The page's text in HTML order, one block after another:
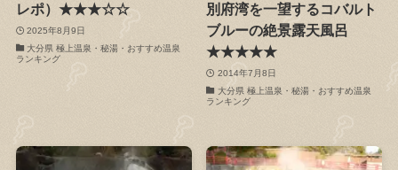
レポ）★★★☆☆
2025年8月9日
大分県 極上温泉・秘湯・おすすめ温泉
ランキング
別府湾を一望するコバルト
ブルーの絶景露天風呂
★★★★★
2014年7月8日
大分県 極上温泉・秘湯・おすすめ温泉
ランキング